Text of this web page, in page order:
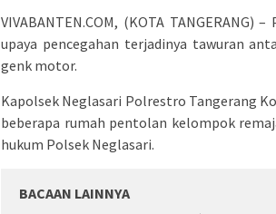
VIVABANTEN.COM, (KOTA
upaya pencegahan terjadinya tawuran
genk motor.
Kapolsek Neglasari Polrestro Tangerang
beberapa rumah pentolan kelompok
hukum Polsek Neglasari.
BACAAN LAINNYA